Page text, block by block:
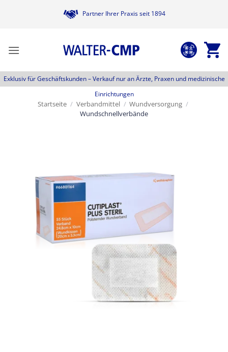
Partner Ihrer Praxis seit 1894
Exklusiv für Geschäftskunden –Verkauf nur an Ärzte, Praxen und medizinische
Einrichtungen
Startseite / Verbandmittel / Wundversorgung /
Wundschnellverbände